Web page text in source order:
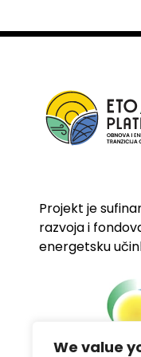
We value
Projekt je
razvoja i
energetsku